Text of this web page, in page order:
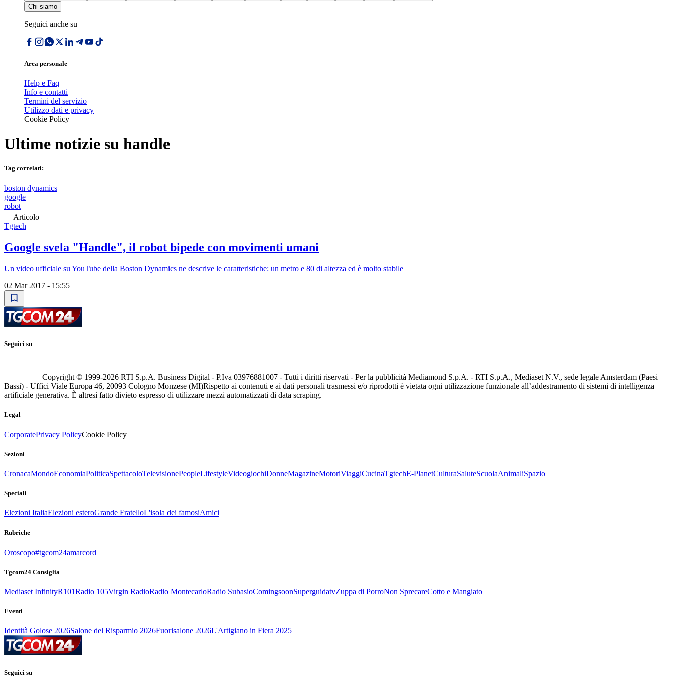
Chi siamo
Seguici anche su
Area personale
Help e Faq
Info e contatti
Termini del servizio
Utilizzo dati e privacy
Cookie Policy
Ultime notizie su handle
Tag correlati:
boston dynamics
google
robot
Articolo
Tgtech
Google svela "Handle", il robot bipede con movimenti umani
Un video ufficiale su YouTube della Boston Dynamics ne descrive le caratteristiche: un metro e 80 di altezza ed è molto stabile
02 Mar 2017 - 15:55
Seguici su
Copyright © 1999-2026 RTI S.p.A. Business Digital - P.Iva 03976881007 - Tutti i diritti riservati - Per la pubblicità Mediamond S.p.A. - RTI S.p.A., Mediaset N.V., sede legale Amsterdam (Paesi
Bassi) - Uffici Viale Europa 46, 20093 Cologno Monzese (MI)Rispetto ai contenuti e ai dati personali trasmessi e/o riprodotti è vietata ogni utilizzazione funzionale all’addestramento di sistemi di intelligenza
artificiale generativa. È altresì fatto divieto espresso di utilizzare mezzi automatizzati di data scraping.
Legal
CorporatePrivacy PolicyCookie Policy
Sezioni
CronacaMondoEconomiaPoliticaSpettacoloTelevisionePeopleLifestyleVideogiochiDonneMagazineMotoriViaggiCucinaTgtechE-PlanetCulturaSaluteScuolaAnimaliSpazio
Speciali
Elezioni ItaliaElezioni esteroGrande FratelloL'isola dei famosiAmici
Rubriche
Oroscopo#tgcom24amarcord
Tgcom24 Consiglia
Mediaset InfinityR101Radio 105Virgin RadioRadio MontecarloRadio SubasioComingsoonSuperguidatvZuppa di PorroNon SprecareCotto e Mangiato
Eventi
Identità Golose 2026Salone del Risparmio 2026Fuorisalone 2026L'Artigiano in Fiera 2025
Seguici su